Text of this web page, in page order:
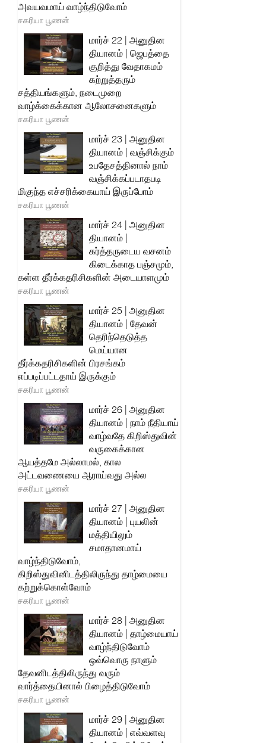
அவயவமாய் வாழ்ந்திடுவோம்
சகரியா பூணன்
மார்ச் 22 | அனுதின
தியானம் | ஜெபத்தை
குறித்து வேதாகமம்
கற்றுத்தரும்
சத்தியங்களும், நடைமுறை
வாழ்க்கைக்கான ஆலோசனைகளும்
சகரியா பூணன்
மார்ச் 23 | அனுதின
தியானம் | வஞ்சிக்கும்
உபதேசத்தினால் நாம்
வஞ்சிக்கப்படாதபடி
மிகுந்த எச்சரிக்கையாய் இருப்போம்
சகரியா பூணன்
மார்ச் 24 | அனுதின
தியானம் |
கர்த்தருடைய வசனம்
கிடைக்காத பஞ்சமும்,
கள்ள தீர்க்கதரிசிகளின் அடையாளமும்
சகரியா பூணன்
மார்ச் 25 | அனுதின
தியானம் | தேவன்
தெரிந்தெடுத்த
மெய்யான
தீர்க்கதரிசிகளின் பிரசங்கம்
எப்படிப்பட்டதாய் இருக்கும்
சகரியா பூணன்
மார்ச் 26 | அனுதின
தியானம் | நாம் நீதியாய்
வாழ்வதே கிறிஸ்துவின்
வருகைக்கான
ஆயத்தமே அல்லாமல், கால
அட்டவணையை ஆராய்வது அல்ல
சகரியா பூணன்
மார்ச் 27 | அனுதின
தியானம் | புயலின்
மத்தியிலும்
சமாதானமாய்
வாழ்ந்திடுவோம்,
கிறிஸ்துவினிடத்திலிருந்து தாழ்மையை
கற்றுக்கொள்வோம்
சகரியா பூணன்
மார்ச் 28 | அனுதின
தியானம் | தாழ்மையாய்
வாழ்ந்திடுவோம்
ஒவ்வொரு நாளும்
தேவனிடத்திலிருந்து வரும்
வார்த்தையினால் பிழைத்திடுவோம்
சகரியா பூணன்
மார்ச் 29 | அனுதின
தியானம் | எவ்வளவு